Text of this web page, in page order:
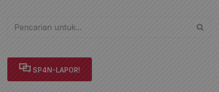
SP4N-LAPOR!